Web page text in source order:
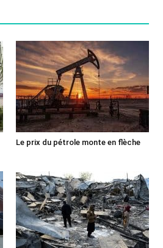
Le prix du pétrole monte en flèche